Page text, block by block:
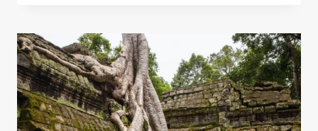
សំបុត្រឡាន
ក្រុង
និង
កាណូត